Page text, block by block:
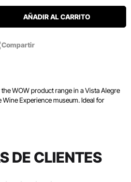
AÑADIR AL CARRITO
Compartir
WOW product range in a Vista Alegre
Experience museum. Ideal for
DE CLIENTES